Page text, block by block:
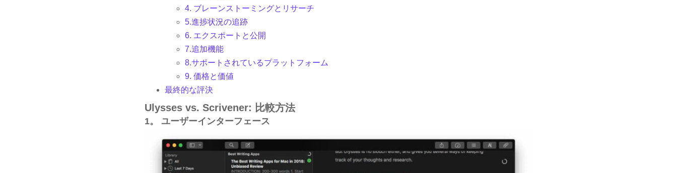
4. ブレーンストーミングとリサーチ
5.進捗状況の追跡
6. エクスポートと公開
7.追加機能
8.サポートされているプラ​​ットフォーム
9. 価格と価値
最終的な評決
Ulysses vs. Scrivener: 比較方法
1。 ユーザーインターフェース